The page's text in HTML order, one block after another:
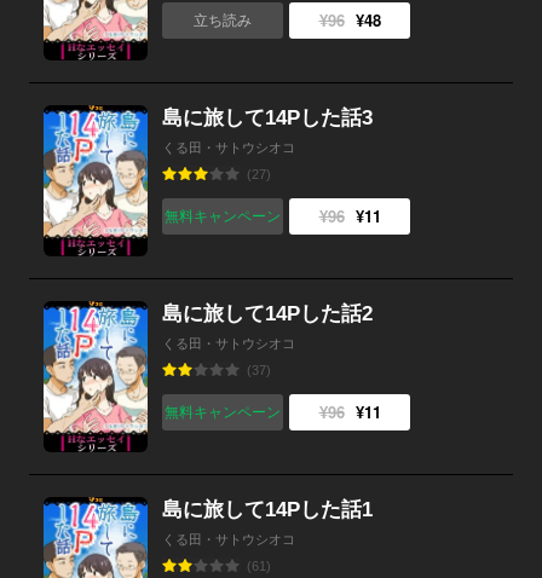
立ち読み ¥96 ¥48
島に旅して14Pした話3
くる田・サトウシオコ
(27)
無料キャンペーン ¥96 ¥11
島に旅して14Pした話2
くる田・サトウシオコ
(37)
無料キャンペーン ¥96 ¥11
島に旅して14Pした話1
くる田・サトウシオコ
(61)